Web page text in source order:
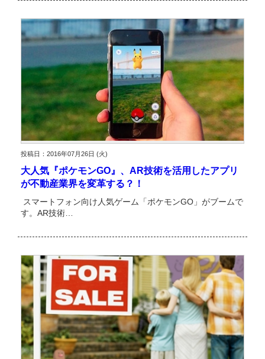
投稿日：2016年07月26日 (火)
大人気『ポケモンGO』、AR技術を活用したアプリ
が不動産業界を変革する？！
スマートフォン向け人気ゲーム「ポケモンGO」がブームで
す。AR技術…